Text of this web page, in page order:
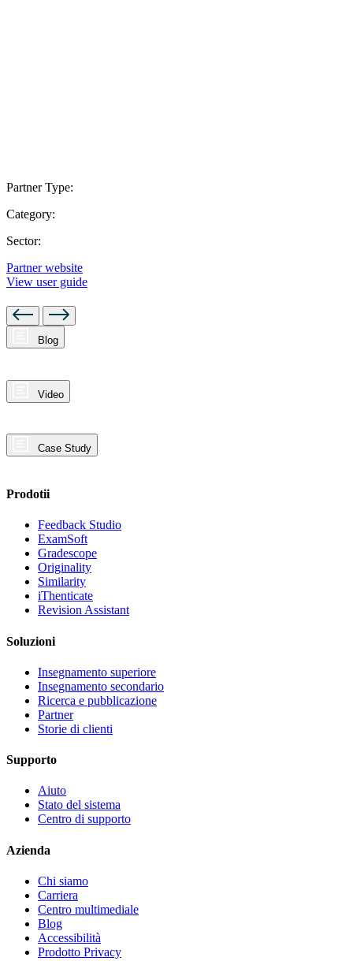
Partner Type:
Category:
Sector:
Partner website
View user guide
Blog
Video
Case Study
Prodotii
Feedback Studio
ExamSoft
Gradescope
Originality
Similarity
iThenticate
Revision Assistant
Soluzioni
Insegnamento superiore
Insegnamento secondario
Ricerca e pubblicazione
Partner
Storie di clienti
Supporto
Aiuto
Stato del sistema
Centro di supporto
Azienda
Chi siamo
Carriera
Centro multimediale
Blog
Accessibilità
Prodotto Privacy